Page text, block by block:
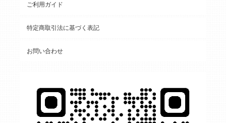
ご利用ガイド
特定商取引法に基づく表記
お問い合わせ